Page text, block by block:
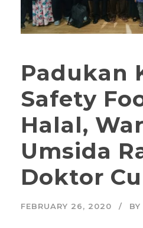
Padukan
Safety
Halal,
Umsida
Doktor
FEBRUARY 26, 2020 BY